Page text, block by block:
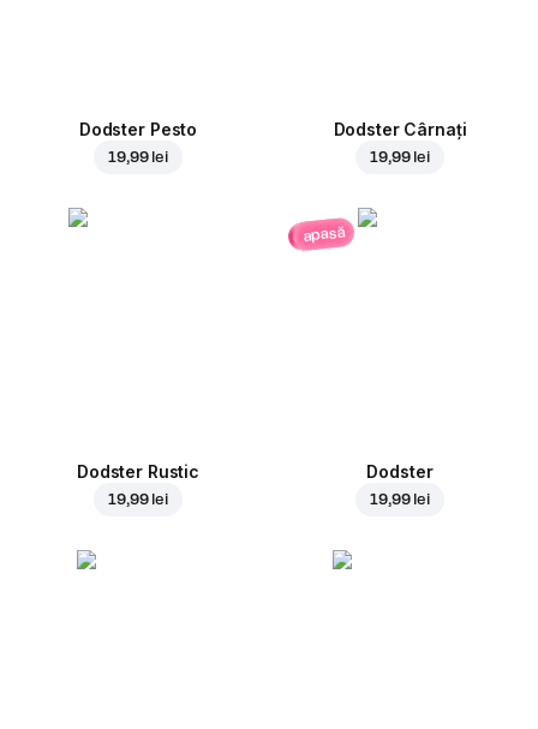
Dodster Pesto
19,99 lei
Dodster Cârnați
19,99 lei
Dodster Rustic
19,99 lei
apasă
Dodster
19,99 lei